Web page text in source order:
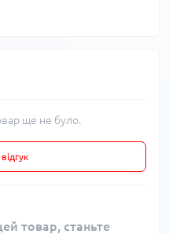
ще не було.
товар, станьте